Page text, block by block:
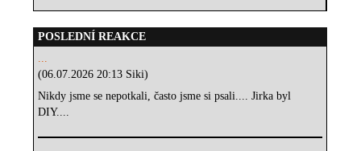
POSLEDNÍ REAKCE
...
(06.07.2026 20:13 Siki)
Nikdy jsme se nepotkali, často jsme si psali.... Jirka byl
DIY....